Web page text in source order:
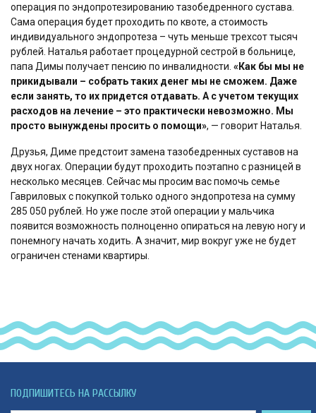
операция по эндопротезированию тазобедренного сустава.
Сама операция будет проходить по квоте, а стоимость
индивидуального эндопротеза – чуть меньше трехсот тысяч
рублей. Наталья работает процедурной сестрой в больнице,
папа Димы получает пенсию по инвалидности. «Как бы мы не
прикидывали – собрать таких денег мы не сможем. Даже
если занять, то их придется отдавать. А с учетом текущих
расходов на лечение – это практически невозможно. Мы
просто вынуждены просить о помощи», — говорит Наталья.
Друзья, Диме предстоит замена тазобедренных суставов на
двух ногах. Операции будут проходить поэтапно с разницей в
несколько месяцев. Сейчас мы просим вас помочь семье
Гавриловых с покупкой только одного эндопротеза на сумму
285 050 рублей. Но уже после этой операции у мальчика
появится возможность полноценно опираться на левую ногу и
понемногу начать ходить. А значит, мир вокруг уже не будет
ограничен стенами квартиры.
ПОДПИШИТЕСЬ НА РАССЫЛКУ